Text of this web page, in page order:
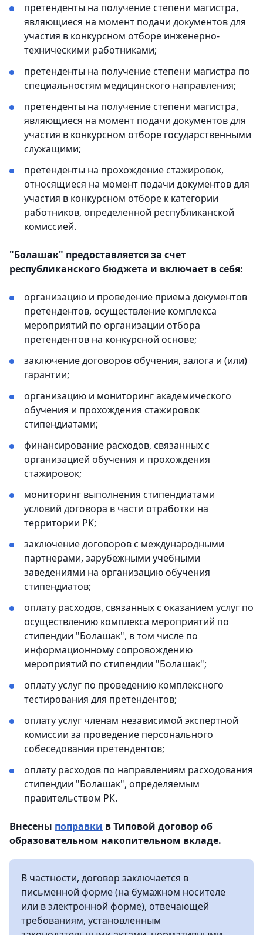
претенденты на получение степени магистра,
являющиеся на момент подачи документов для
участия в конкурсном отборе инженерно-
техническими работниками;
претенденты на получение степени магистра по
специальностям медицинского направления;
претенденты на получение степени магистра,
являющиеся на момент подачи документов для
участия в конкурсном отборе государственными
служащими;
претенденты на прохождение стажировок,
относящиеся на момент подачи документов для
участия в конкурсном отборе к категории
работников, определенной республиканской
комиссией.
"Болашак" предоставляется за счет
республиканского бюджета и включает в себя:
организацию и проведение приема документов
претендентов, осуществление комплекса
мероприятий по организации отбора
претендентов на конкурсной основе;
заключение договоров обучения, залога и (или)
гарантии;
организацию и мониторинг академического
обучения и прохождения стажировок
стипендиатами;
финансирование расходов, связанных с
организацией обучения и прохождения
стажировок;
мониторинг выполнения стипендиатами
условий договора в части отработки на
территории РК;
заключение договоров с международными
партнерами, зарубежными учебными
заведениями на организацию обучения
стипендиатов;
оплату расходов, связанных с оказанием услуг по
осуществлению комплекса мероприятий по
стипендии "Болашак", в том числе по
информационному сопровождению
мероприятий по стипендии "Болашак";
оплату услуг по проведению комплексного
тестирования для претендентов;
оплату услуг членам независимой экспертной
комиссии за проведение персонального
собеседования претендентов;
оплату расходов по направлениям расходования
стипендии "Болашак", определяемым
правительством РК.
Внесены поправки в Типовой договор об
образовательном накопительном вкладе.
В частности, договор заключается в
письменной форме (на бумажном носителе
или в электронной форме), отвечающей
требованиям, установленным